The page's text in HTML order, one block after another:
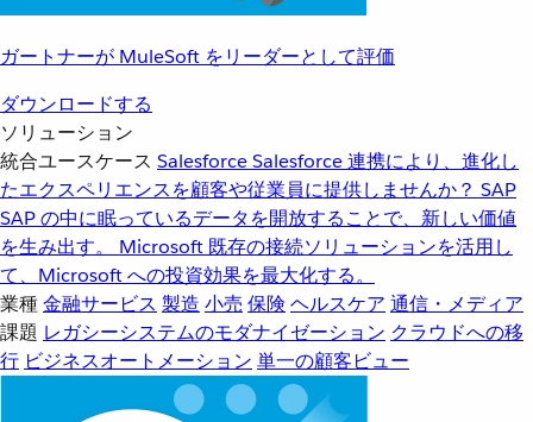
ガートナーが MuleSoft をリーダーとして評価
ダウンロードする
ソリューション
統合ユースケース SalesforceSalesforce 連携により、進化し
たエクスペリエンスを顧客や従業員に提供しませんか？ SAP
SAP の中に眠っているデータを開放することで、新しい価値
を生み出す。
Microsoft 既存の接続ソリューションを活用し
て、Microsoft への投資効果を最大化する。
業種金融サービス 製造 小売 保険 ヘルスケア 通信・メディア
課題 レガシーシステムのモダナイゼーション クラウドへの移
行 ビジネスオートメーション 単一の顧客ビュー